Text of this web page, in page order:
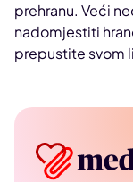
prehranu. Veći
nadomjestiti
prepustite svom